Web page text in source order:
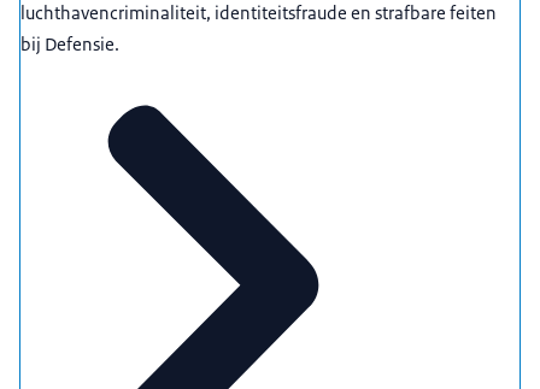
luchthavencriminaliteit, identiteitsfraude en strafbare feiten
bij Defensie.